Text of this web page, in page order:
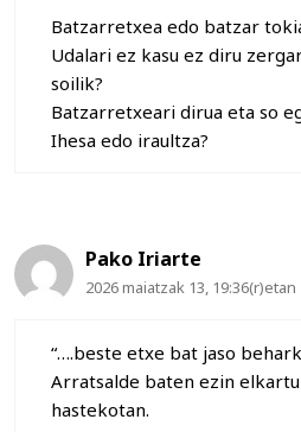
Batzarretxea edo batzar
Udalari ez kasu ez diru
soilik?
Batzarretxeari dirua eta so
Ihesa edo iraultza?
Pako Iriarte
2026 maiatzak 13, 19:36(r)etan
“….beste etxe bat jaso
Arratsalde baten ezin
hastekotan.